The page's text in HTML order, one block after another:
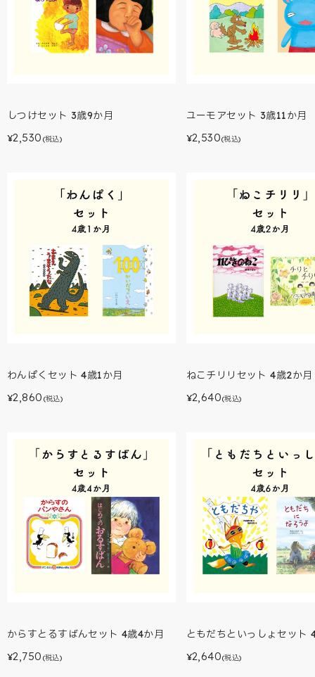
しつけセット 3歳9か月
¥2,530 (税込)
ユーモアセット 3歳11か月
¥2,530(税込)
わんぱくセット 4歳1か月
¥2,860 (税込)
ねこチリリセット 4歳2か月
¥2,640(税込)
からすとるすばんセット 4歳4か月
¥2,750 (税込)
ともだちといっしょセット
¥2,640(税込)